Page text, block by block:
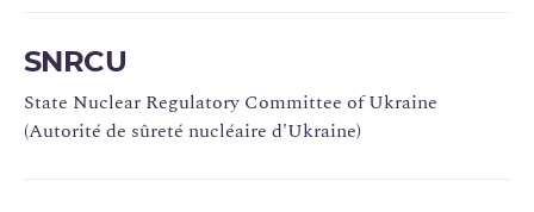
SNRCU
State Nuclear Regulatory Committee of Ukraine
(Autorité de sûreté nucléaire d'Ukraine)